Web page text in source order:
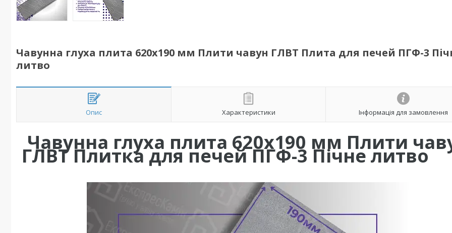
Чавунна глуха плита 620х190 мм Плити чавун ГЛВТ Плита для печей ПГФ-3
литво
Опис Характеристики Інформація для замовлення
Чавунна глуха плита 620х190 мм Плити
ГЛВТ Плитка для печей ПГФ-3 Пічне